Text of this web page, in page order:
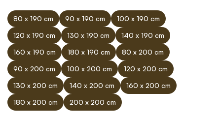
80 x 190 cm 90 x 190 cm
100 x 190 cm
120 x 190 cm
130 x 190 cm
140 x 190 cm
160 x 190 cm
180 x 190 cm
80 x 200 cm
90 x 200 cm
100 x 200 cm
120 x 200 cm
130 x 200 cm
140 x 200 cm
160 x 200 cm
180 x 200 cm
200 x 200 cm